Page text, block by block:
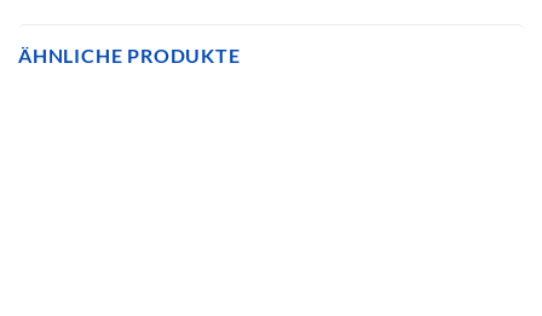
ÄHNLICHE PRODUKTE